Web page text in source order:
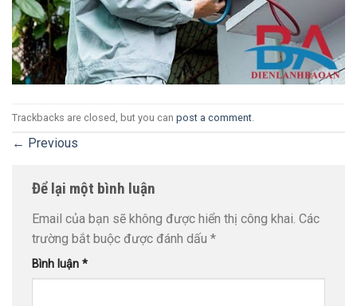
Trackbacks are closed, but you can post a comment
← Previous
Để lại một bình luận
Email của bạn sẽ không được hiển thị công khai. Các
trường bắt buộc được đánh dấu *
Bình luận *